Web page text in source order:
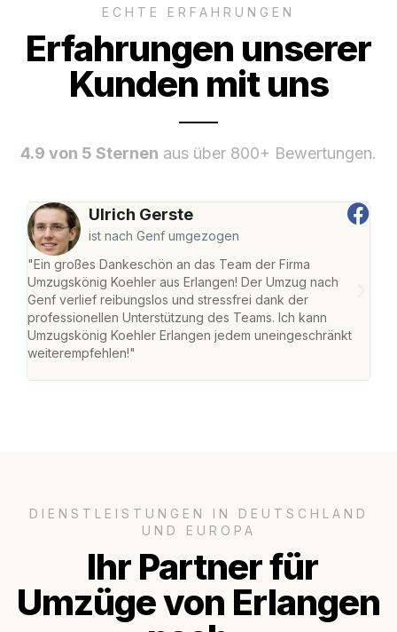
ECHTE ERFAHRUNGEN
Erfahrungen unserer
Kunden mit uns
4.9 von 5 Sternen aus über 800+ Bewertungen.
Ulrich Gerste
ist nach Genf umgezogen
"Ein großes Dankeschön an das Team der Firma
Umzugskönig Koehler aus Erlangen! Der Umzug nach
Genf verlief reibungslos und stressfrei dank der
professionellen Unterstützung des Teams. Ich kann
Umzugskönig Koehler Erlangen jedem uneingeschränkt
weiterempfehlen!"
DIENSTLEISTUNGEN IN DEUTSCHLAND
UND EUROPA
Ihr Partner für
Umzüge von Erlangen